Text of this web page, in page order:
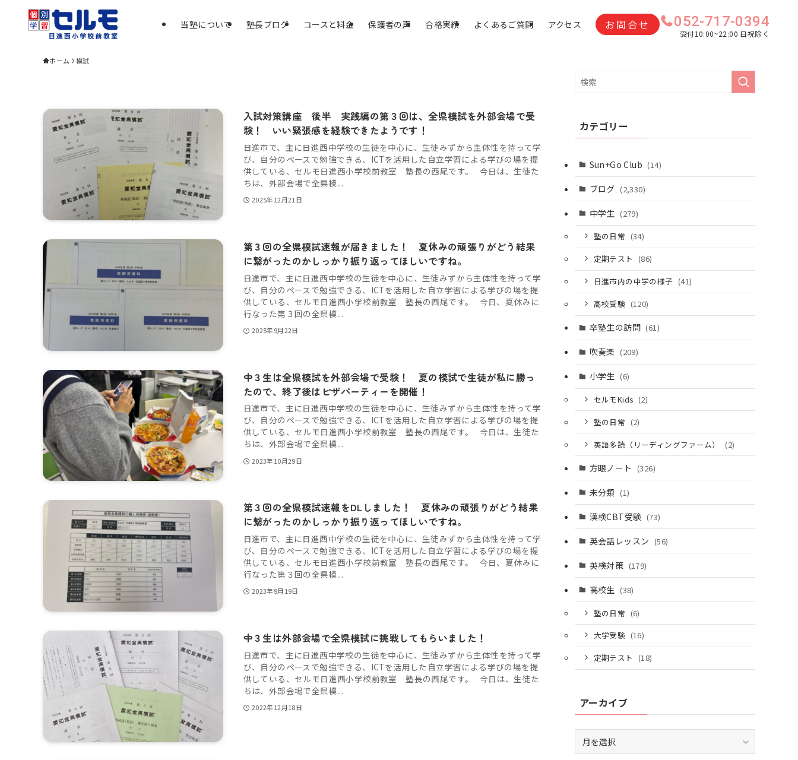
当塾について 塾長ブログ コースと料金 保護者の声 合格実績 よくあるご質問 アクセス お問合せ 052-717-0394
受付10:00~22:00 日祝除く
ホーム 模試
入試対策講座 後半 実践編の第３回は、全県模試を外部会場で受
験！ いい緊張感を経験できたようです！
日進市で、主に日進西中学校の生徒を中心に、生徒みずから主体性を持って学
び、自分のペースで勉強できる、ICTを活用した自立学習による学びの場を提
供している、セルモ日進西小学校前教室 塾長の西尾です。 今日は、生徒た
ちは、外部会場で全県模...
2025年12月21日
第３回の全県模試速報が届きました！ 夏休みの頑張りがどう結果
に繋がったのかしっかり振り返ってほしいですね。
日進市で、主に日進西中学校の生徒を中心に、生徒みずから主体性を持って学
び、自分のペースで勉強できる、ICTを活用した自立学習による学びの場を提
供している、セルモ日進西小学校前教室 塾長の西尾です。 今日、夏休みに
行なった第３回の全県模...
2025年9月22日
中３生は全県模試を外部会場で受験！ 夏の模試で生徒が私に勝っ
たので、終了後はピザパーティーを開催！
日進市で、主に日進西中学校の生徒を中心に、生徒みずから主体性を持って学
び、自分のペースで勉強できる、ICTを活用した自立学習による学びの場を提
供している、セルモ日進西小学校前教室 塾長の西尾です。 今日は、生徒た
ちは、外部会場で全県模...
2023年10月29日
第３回の全県模試速報をDLしました！ 夏休みの頑張りがどう結果
に繋がったのかしっかり振り返ってほしいですね。
日進市で、主に日進西中学校の生徒を中心に、生徒みずから主体性を持って学
び、自分のペースで勉強できる、ICTを活用した自立学習による学びの場を提
供している、セルモ日進西小学校前教室 塾長の西尾です。 今日、夏休みに
行なった第３回の全県模...
2023年9月19日
中３生は外部会場で全県模試に挑戦してもらいました！
日進市で、主に日進西中学校の生徒を中心に、生徒みずから主体性を持って学
び、自分のペースで勉強できる、ICTを活用した自立学習による学びの場を提
供している、セルモ日進西小学校前教室 塾長の西尾です。 今日は、生徒た
ちは、外部会場で全県模...
2022年12月18日
カテゴリー
Sun+Go Club (14)
ブログ (2,330)
中学生 (279)
塾の日常 (34)
定期テスト (86)
日進市内の中学の様子 (41)
高校受験 (120)
卒塾生の訪問 (61)
吹奏楽 (209)
小学生 (6)
セルモKids (2)
塾の日常 (2)
英語多読（リーディングファーム）
(2)
方眼ノート (326)
未分類 (1)
漢検CBT受験 (73)
英会話レッスン (56)
英検対策 (179)
高校生 (38)
塾の日常 (6)
大学受験 (16)
定期テスト (18)
アーカイブ
ー